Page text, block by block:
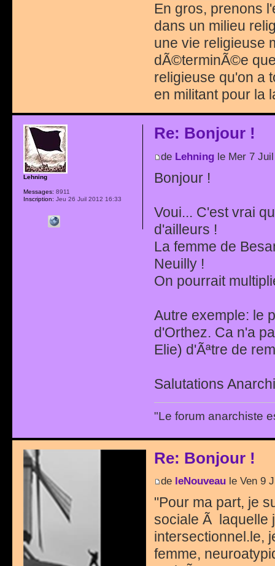
En gros, prenons
dans un milieu
une vie religieuse
dÃ©terminÃ©e
religieuse qu'on a
en militant pour la
Re: Bonjour !
de Lehningle Mer 7 Juil
Bonjour !
Voui... C'est vrai
d'ailleurs !
La femme de
Neuilly !
On pourrait
Autre exemple: le
d'Orthez. Ca n'a
Elie) d'Ãªtre de
Salutations
"Le forum anarchiste
Lehning
Messages: 8911
Inscription: Jeu 26 Juil 2012 16:33
Re: Bonjour !
de leNouveaule Ven 9
"Pour ma part, je
sociale Ã laquelle
intersectionnel.le,
femme,